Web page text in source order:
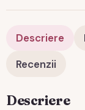
Descriere
Recenzii
Descriere